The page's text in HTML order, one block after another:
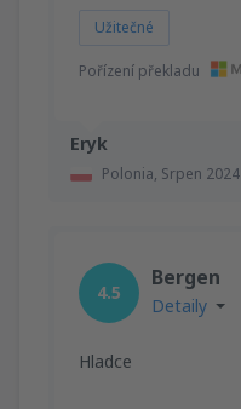
Eryk
Polonia, Srpen 2024
Užitečné
Pořízení překladu
4.5
Bergen
Detaily
Hladce